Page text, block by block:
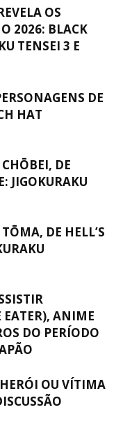
OS
2026: BLACK
TENSEI 3 E
DE
HAT
DE
JIGOKURAKU
DE HELL’S
ANIME
DO PERÍODO
OU VÍTIMA